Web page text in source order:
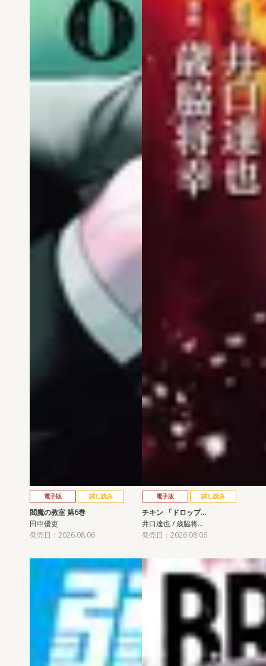
電子版 試し読み
閻魔の教室 第6巻
田中優吏
発売日：2026.08.06
電子版 試し読み
チキン 「ドロップ…
井口達也 / 歳脇将…
発売日：2026.08.06